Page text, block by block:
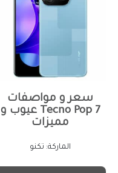
سعر و مواصفات
Tecno Pop 7 عيوب و
مميزات
الماركة: تكنو